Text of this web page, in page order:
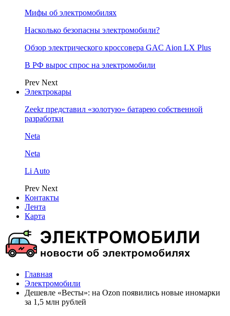
Мифы об электромобилях
Насколько безопасны электромобили?
Обзор электрического кроссовера GAC Aion LX Plus
В РФ вырос спрос на электромобили
Prev Next
Электрокары
Zeekr представил «золотую» батарею собственной
разработки
Neta
Neta
Li Auto
Prev Next
Контакты
Лента
Карта
Главная
Электромобили
Дешевле «Весты»: на Ozon появились новые иномарки
за 1,5 млн рублей